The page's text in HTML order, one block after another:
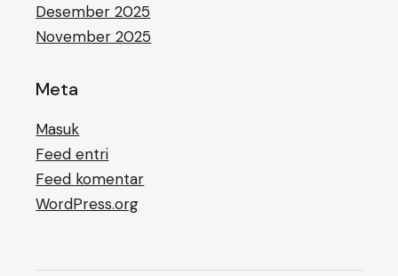
Desember 2025
November 2025
Meta
Masuk
Feed entri
Feed komentar
WordPress.org